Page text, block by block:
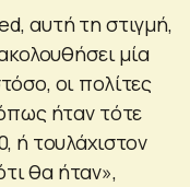
αυτή τη στιγμή,
μία
οι πολίτες
ήταν τότε
ή τουλάχιστον
θα ήταν»,